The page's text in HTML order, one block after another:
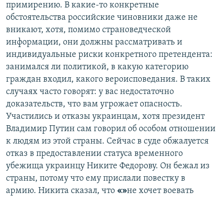
примирению. В какие-то конкретные
обстоятельства российские чиновники даже не
вникают, хотя, помимо страноведческой
информации, они должны рассматривать и
индивидуальные риски конкретного претендента:
занимался ли политикой, в какую категорию
граждан входил, какого вероисповедания. В таких
случаях часто говорят: у вас недостаточно
доказательств, что вам угрожает опасность.
Участились и отказы украинцам, хотя президент
Владимир Путин сам говорил об особом отношении
к людям из этой страны. Сейчас в суде обжалуется
отказ в предоставлении статуса временного
убежища украинцу Никите Федорову. Он бежал из
страны, потому что ему прислали повестку в
армию. Никита сказал, что «»не хочет воевать